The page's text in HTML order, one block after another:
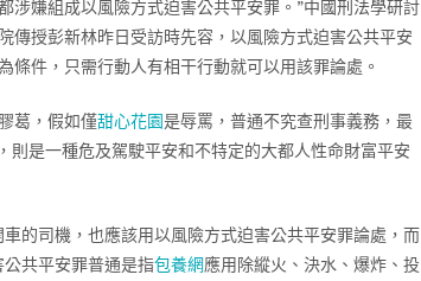
涉嫌組成以風險方式迫害公共平安罪。”中國刑法學研討
傳授彭新林昨日受訪時先容，以風險方式迫害公共平安
條件，只需行動人有相干行動就可以用該罪論處。
葛，假如僅甜心花園是辱罵，普通不究查刑事義務，最
則是一種危及駕駛平安和不特定的大都人性命財富平安
的司機，也應該用以風險方式迫害公共平安罪論處，而
共平安罪普通是指包養網應用除縱火、決水、爆炸、投